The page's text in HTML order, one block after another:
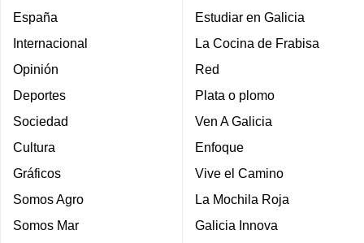
España
Internacional
Opinión
Deportes
Sociedad
Cultura
Gráficos
Somos Agro
Somos Mar
Estudiar en Galicia
La Cocina de Frabisa
Red
Plata o plomo
Ven A Galicia
Enfoque
Vive el Camino
La Mochila Roja
Galicia Innova